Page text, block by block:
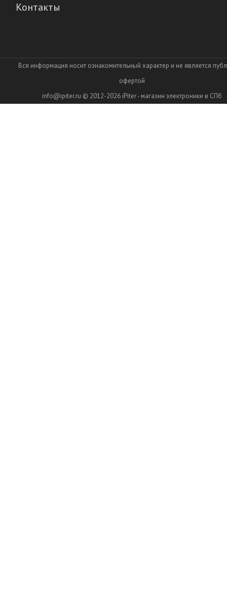
Контакты
Вся информация носит ознакомительный характер и не является
офертой
info@ipiter.ru © 2012-2026 iPiter - магазин электроники в СПб